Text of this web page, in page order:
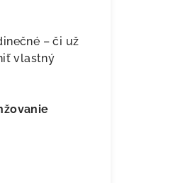
– či už
vlastný